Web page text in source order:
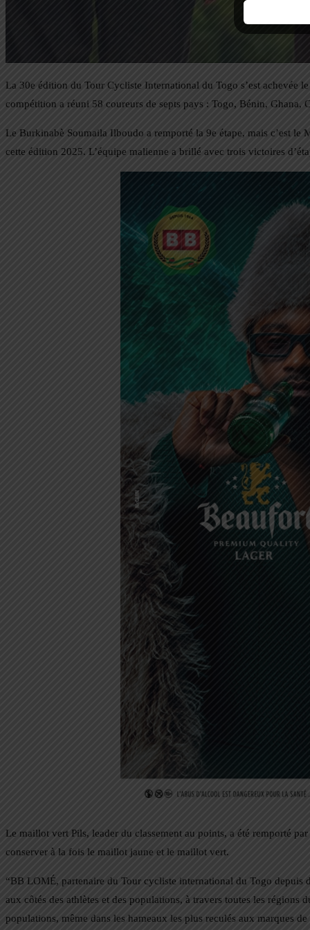
La 30e édition du Tour Cycliste International du Togo s’est achevée
compétition a réuni 58 coureurs de septs pays : Togo, Bénin,
Le Burkinabè Soumaila Ilboudo a remporté la 9e étape, mais c’est
cette édition 2025. L’équipe malienne a brillé avec trois victoires
Le maillot vert Pils, leader du classement au points, a été remporté
conserver à la fois le maillot jaune et le maillot vert.
“BB LOMÉ, partenaire du Tour cycliste international du Togo depuis
aux côtés des athlètes et des populations, à travers toutes les régions
populations, même dans les hameaux les plus reculés aux marques